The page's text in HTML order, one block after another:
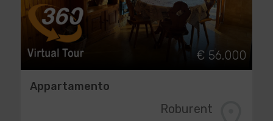
€ 56.000
Appartamento
Roburent